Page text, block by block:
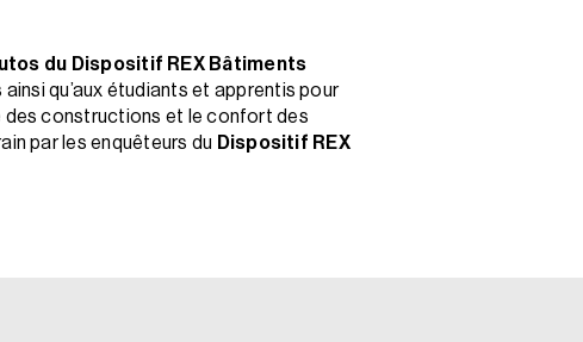
du Dispositif REX Bâtiments
qu’aux étudiants et apprentis pour
des constructions et le confort des
par les enquêteurs du Dispositif REX